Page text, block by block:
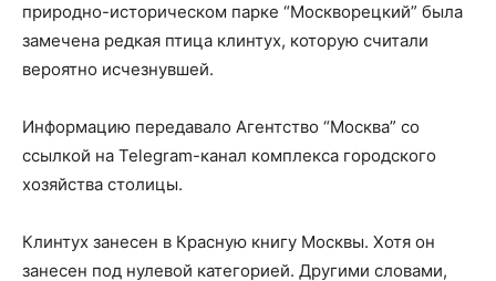
природно-историческом парке “Москворецкий” была
замечена редкая птица клинтух, которую считали
вероятно исчезнувшей.
Информацию передавало Агентство “Москва” со
ссылкой на Telegram-канал комплекса городского
хозяйства столицы.
Клинтух занесен в Красную книгу Москвы. Хотя он
занесен под нулевой категорией. Другими словами,